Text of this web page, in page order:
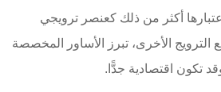
أكثر من ذلك كعنصر ترويجي
الأخرى، تبرز الأساور المخصصة
تكون اقتصادية جدًّا.